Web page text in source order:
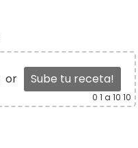
or Sube tu receta!
0 1 a 10 10